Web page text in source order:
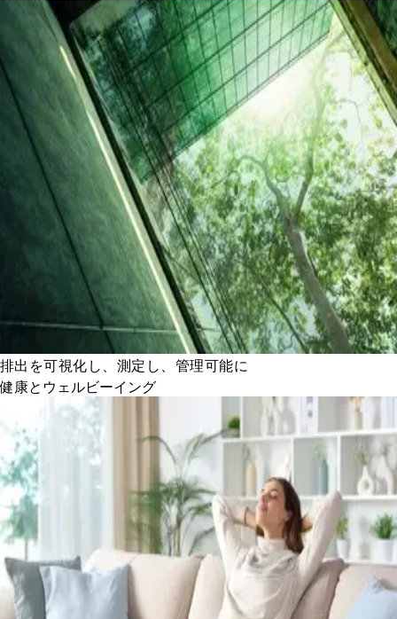
排出を可視化し、測定し、管理可能に
健康とウェルビーイング